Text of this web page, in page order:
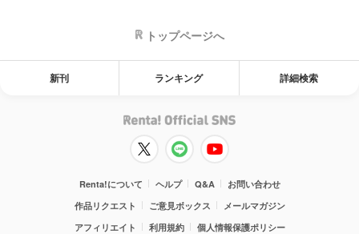
トップページへ
新刊 ランキング 詳細検索
Renta!について ヘルプ Q&A
お問い合わせ
作品リクエスト
ご意見ボックス
メールマガジン
アフィリエイト
利用規約 個人情報保護ポリシー